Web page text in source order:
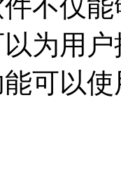
不仅
为用
可以